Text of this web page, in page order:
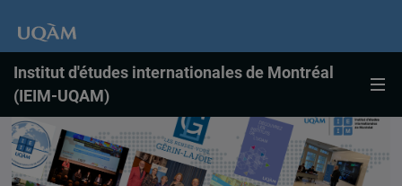
Institut d'études internationales de Montréal
(IEIM-UQAM)